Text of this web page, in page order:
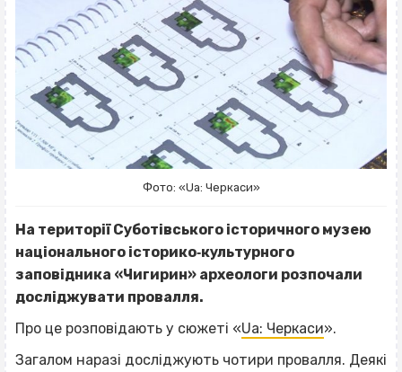
Фото: «Ua: Черкаси»
На території Суботівського історичного музею
національного історико‐культурного
заповідника «Чигирин» археологи розпочали
досліджувати провалля.
Про це розповідають у сюжеті «Ua: Черкаси».
Загалом наразі досліджують чотири провалля. Деякі